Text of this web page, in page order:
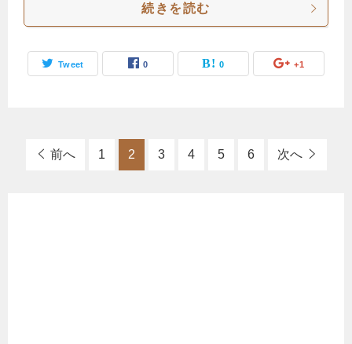
続きを読む
Tweet 0 0 +1
前へ 1 2 3 4 5 6 次へ